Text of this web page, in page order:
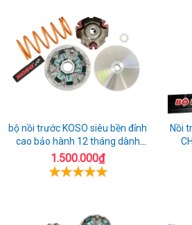
bộ nồi trước KOSO siêu bền đỉnh
cao bảo hành 12 tháng dành
cho xe Air Blade 160
1.500.000₫
Nồi